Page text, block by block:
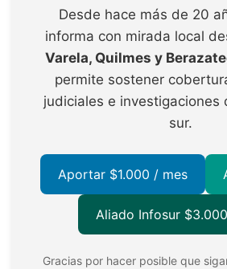
Desde hace más de 20
informa con mirada local
Varela, Quilmes y
permite sostener
judiciales e investigaciones
sur.
Aportar $1.000 / mes
Aliado Infosur
Gracias por hacer posible que